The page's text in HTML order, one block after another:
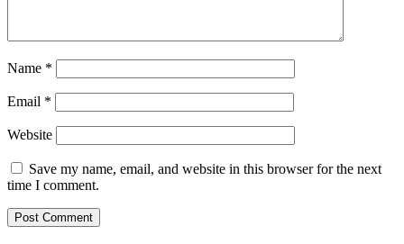
Name *
Email *
Website
Save my name, email, and website in this browser for the next
time I comment.